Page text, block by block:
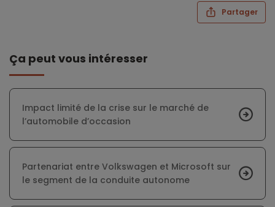
Partager
Ça peut vous intéresser
Impact limité de la crise sur le marché de
l’automobile d’occasion
Partenariat entre Volkswagen et Microsoft sur
le segment de la conduite autonome